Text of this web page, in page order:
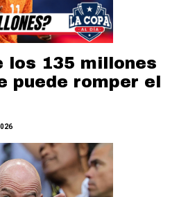
los 135 millones
puede romper el